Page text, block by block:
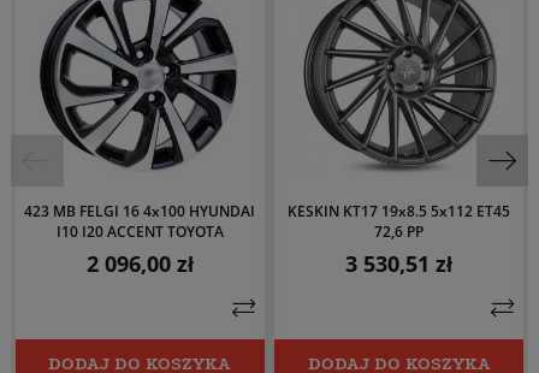
423 MB FELGI 16 4x100 HYUNDAI
I10 I20 ACCENT TOYOTA
Cena
2 096,00 zł
DODAJ DO KOSZYKA
KESKIN KT17 19x8.5 5x112 ET45
72,6 PP
Cena
3 530,51 zł
DODAJ DO KOSZYKA